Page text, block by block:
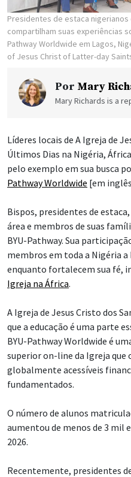
Presidentes de estaca
compartilham suas experiências
Pathway Worldwide em Lagos,
of Jesus Christ of Latter-day
Por Mary
Mary Richards is a
Líderes locais de A Igreja de
Últimos Dias na Nigéria,
pelo exemplo em sua busca
Pathway Worldwide [em
Bispos, presidentes de
área e membros de suas
BYU-Pathway. Sua
membros em toda a Nigéria
enquanto fortalecem sua fé,
Igreja na África.
A Igreja de Jesus Cristo dos
que a educação é uma parte
BYU-Pathway Worldwide é
superior on-line da Igreja
globalmente acessíveis
fundamentados.
O número de alunos
aumentou de menos de 3 mil
2026.
Recentemente, presidentes